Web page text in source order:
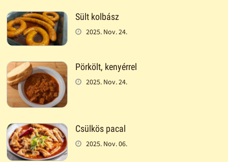
Sült kolbász
2025. Nov. 24.
Pörkölt, kenyérrel
2025. Nov. 24.
Csülkös pacal
2025. Nov. 06.